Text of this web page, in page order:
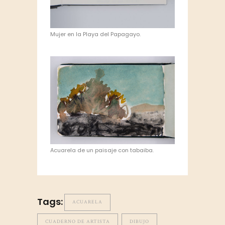
Mujer en la Playa del Papagayo.
Acuarela de un paisaje con tabaiba.
Tags: ACUARELA
CUADERNO DE ARTISTA DIBUJO